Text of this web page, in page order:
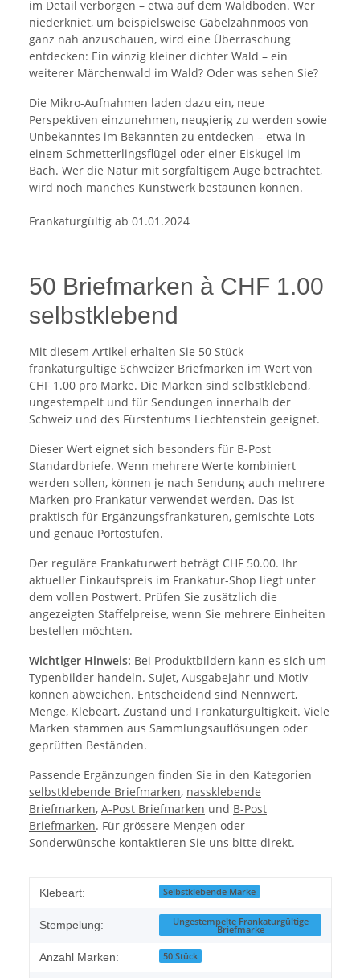
im Detail verborgen – etwa auf dem Waldboden. Wer
niederkniet, um beispielsweise Gabelzahnmoos von
ganz nah anzuschauen, wird eine Überraschung
entdecken: Ein winzig kleiner dichter Wald – ein
weiterer Märchenwald im Wald? Oder was sehen Sie?
Die Mikro-Aufnahmen laden dazu ein, neue
Perspektiven einzunehmen, neugierig zu werden sowie
Unbekanntes im Bekannten zu entdecken – etwa in
einem Schmetterlingsflügel oder einer Eiskugel im
Bach. Wer die Natur mit sorgfältigem Auge betrachtet,
wird noch manches Kunstwerk bestaunen können.
Frankaturgültig ab 01.01.2024
50 Briefmarken à CHF 1.00
selbstklebend
Mit diesem Artikel erhalten Sie 50 Stück
frankaturgültige Schweizer Briefmarken im Wert von
CHF 1.00 pro Marke. Die Marken sind selbstklebend,
ungestempelt und für Sendungen innerhalb der
Schweiz und des Fürstentums Liechtenstein geeignet.
Dieser Wert eignet sich besonders für B-Post
Standardbriefe. Wenn mehrere Werte kombiniert
werden sollen, können je nach Sendung auch mehrere
Marken pro Frankatur verwendet werden. Das ist
praktisch für Ergänzungsfrankaturen, gemischte Lots
und genaue Portostufen.
Der reguläre Frankaturwert beträgt CHF 50.00. Ihr
aktueller Einkaufspreis im Frankatur-Shop liegt unter
dem vollen Postwert. Prüfen Sie zusätzlich die
angezeigten Staffelpreise, wenn Sie mehrere Einheiten
bestellen möchten.
Wichtiger Hinweis: Bei Produktbildern kann es sich um
Typenbilder handeln. Sujet, Ausgabejahr und Motiv
können abweichen. Entscheidend sind Nennwert,
Menge, Klebeart, Zustand und Frankaturgültigkeit. Viele
Marken stammen aus Sammlungsauflösungen oder
geprüften Beständen.
Passende Ergänzungen finden Sie in den Kategorien
selbstklebende Briefmarken, nassklebende
Briefmarken, A-Post Briefmarken und B-Post
Briefmarken. Für grössere Mengen oder
Sonderwünsche kontaktieren Sie uns bitte direkt.
Produkteigenschaft
Wert
Klebeart: Selbstklebende Marke
Stempelung: Ungestempelte Frankaturgültige
Briefmarke
Anzahl Marken: 50 Stück